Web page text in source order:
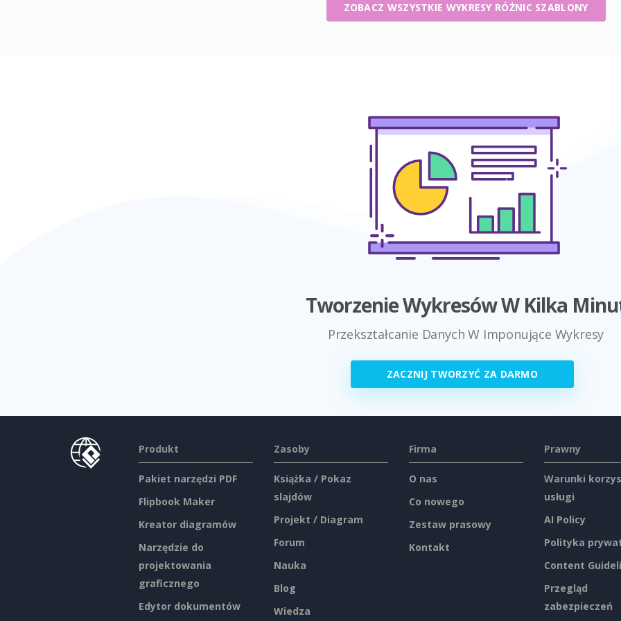
ZOBACZ WSZYSTKIE WYKRESY RÓŻNIC SZABLONY
Tworzenie Wykresów W Kilka
Przekształcanie Danych W Imponujące Wykresy
ZACZNIJ TWORZYĆ ZA DARMO
Produkt
Pakiet narzędzi PDF
Flipbook Maker
Kreator diagramów
Narzędzie do
projektowania
graficznego
Edytor dokumentów
Zasoby
Książka / Pokaz
slajdów
Projekt / Diagram
Forum
Nauka
Blog
Wiedza
Firma
O nas
Co nowego
Zestaw prasowy
Kontakt
Prawny
Warunki
usługi
AI Policy
Polityka
Content
Przegląd
zabezpieczeń